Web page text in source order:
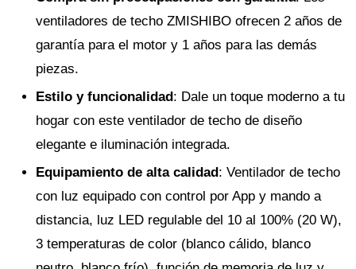
ventiladores de techo ZMISHIBO ofrecen 2 años de
garantía para el motor y 1 años para las demás
piezas.
Estilo y funcionalidad: Dale un toque moderno a tu
hogar con este ventilador de techo de diseño
elegante e iluminación integrada.
Equipamiento de alta calidad: Ventilador de techo
con luz equipado con control por App y mando a
distancia, luz LED regulable del 10 al 100% (20 W),
3 temperaturas de color (blanco cálido, blanco